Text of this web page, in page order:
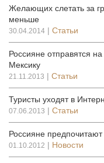
Желающих слетать за
меньше
30.04.2014 | Статьи
Россияне отправятся
Мексику
21.11.2013 | Статьи
Туристы уходят в
07.06.2013 | Статьи
Россияне
01.10.2012 | Новости